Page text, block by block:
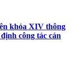
khóa XIV thông
công tác cán